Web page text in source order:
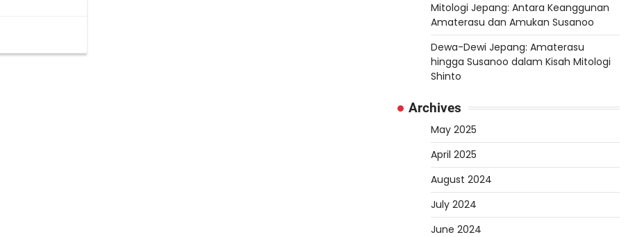
Mitologi Jepang: Antara Keanggunan
Amaterasu dan Amukan Susanoo
Dewa-Dewi Jepang: Amaterasu
hingga Susanoo dalam Kisah Mitologi
Shinto
Archives
May 2025
April 2025
August 2024
July 2024
June 2024